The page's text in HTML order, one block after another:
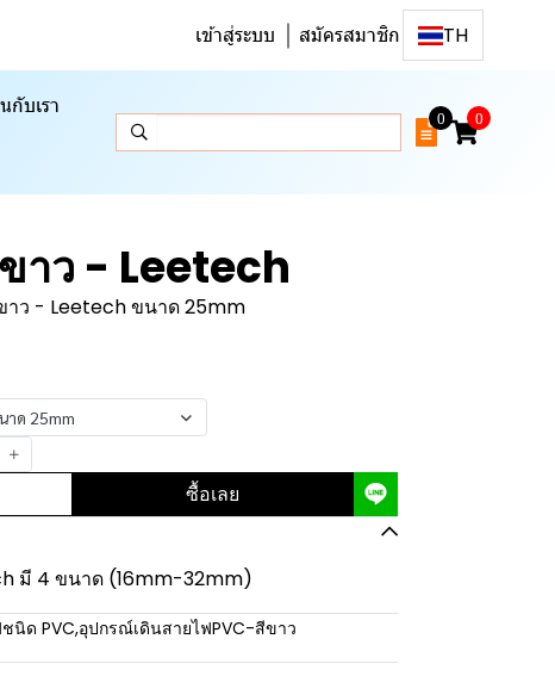
เข้าสู่ระบบ สมัครสมาชิก TH
กับเรา
0 0
าว - Leetech
าว - Leetech ขนาด 25mm
ด 25mm
ซื้อเลย
มี 4 ขนาด (16mm-32mm)
นิด PVC,อุปกรณ์เดินสายไฟPVC-สีขาว